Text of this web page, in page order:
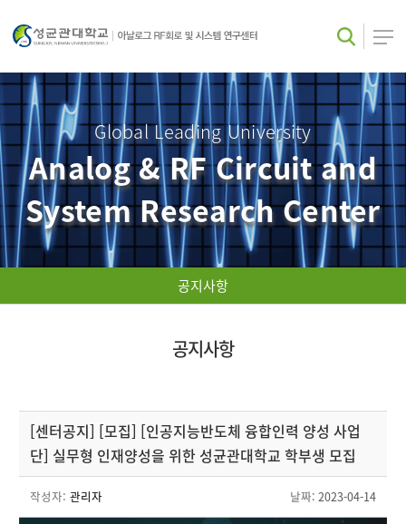
Global Leading University
Analog & RF Circuit and
System Research Center
공지사항
공지사항
[센터공지] [모집] [인공지능반도체 융합인력 양성 사업
단] 실무형 인재양성을 위한 성균관대학교 학부생 모집
작성자: 관리자 날짜: 2023-04-14